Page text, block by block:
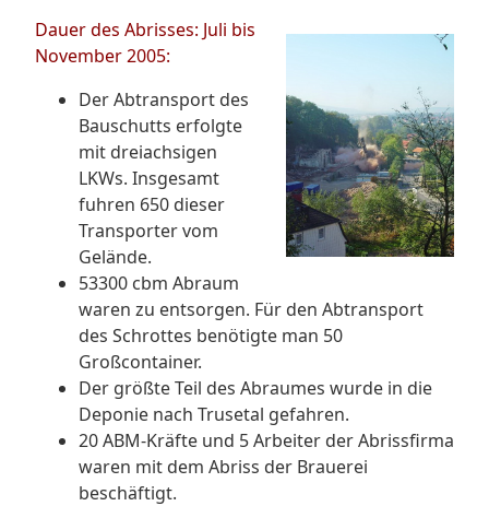
Dauer des Abrisses: Juli bis
November 2005:
Der Abtransport des
Bauschutts erfolgte
mit dreiachsigen
LKWs. Insgesamt
fuhren 650 dieser
Transporter vom
Gelände.
53300 cbm Abraum
waren zu entsorgen. Für den Abtransport
des Schrottes benötigte man 50
Großcontainer.
Der größte Teil des Abraumes wurde in die
Deponie nach Trusetal gefahren.
20 ABM-Kräfte und 5 Arbeiter der Abrissfirma
waren mit dem Abriss der Brauerei
beschäftigt.